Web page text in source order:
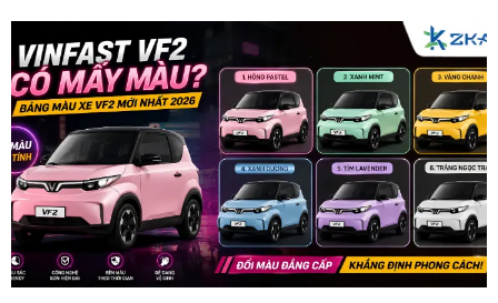
VinFast VF2 Có Mấy Màu? Bảng Màu Xe VF2 Mới Nhất 2026